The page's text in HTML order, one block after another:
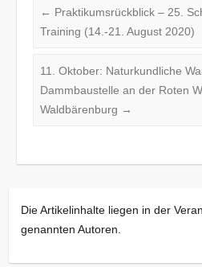
← Praktikumsrückblick – 25.
Training (14.-21. August 2020)
11. Oktober: Naturkundliche
Dammbaustelle an der Roten
Waldbärenburg →
Die Artikelinhalte liegen in der
genannten Autoren.